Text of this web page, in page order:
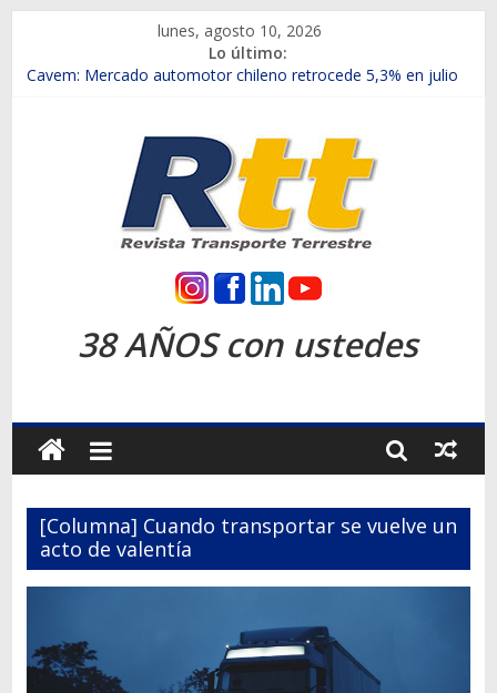
contenido
lunes, agosto 10, 2026
Lo último:
Chile es el primer mercado internacional en lanzar la nueva
Salfa suma vehículos electrificados de Chevrolet en el Biobío
Samex amplía su red con nuevas sucursales en Rancagua y
SINOTRUK Pick-ups presentó la recién estrenada Bolden en
la Expo Compras Públicas 2026
Revista
Transporte
Terrestre
Autos,
camiones,
motos,
mundo
del
38 AÑOS con ustedes
[Columna] Cuando transportar se vuelve un
acto de valentía